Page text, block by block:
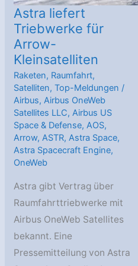
Klimasatellitenmission
Astra liefert
Triebwerke für
Arrow-
Kleinsatelliten
Raketen, Raumfahrt,
Satelliten,Top-Meldungen /
Airbus,Airbus OneWeb
Satellites LLC,Airbus US
Space & Defense,AOS,
Arrow,ASTR,Astra Space,
Astra Spacecraft Engine,
OneWeb
Astra gibt Vertrag über
Raumfahrttriebwerke mit
Airbus OneWeb Satellites
bekannt. Eine
Pressemitteilung von Astra